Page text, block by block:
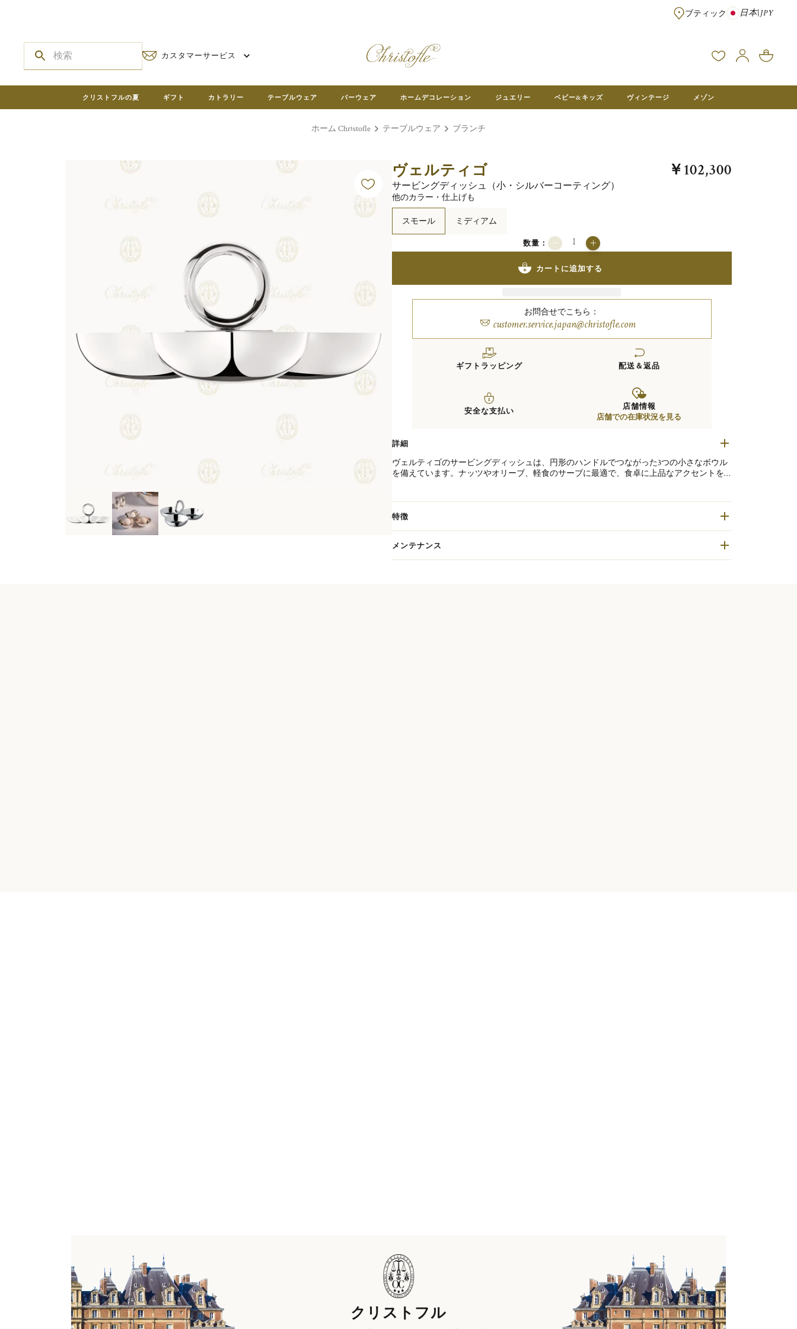
※¥100,000以上のご注文は送料無料 ※フランス本社在庫より直送。メゾ
ブティック 日本|JPY
カスタマーサービス
クリストフルの夏 ギフト カトラリー テーブルウェア バーウェア ホームデコレーション ジュエリー ベビー&キッズ ヴィンテージ メゾン
ホーム Christofle テーブルウェア ブランチ
ヴェルティゴ
サービングディッシュ（小・シルバーコーティング）
￥102,300
他のカラー・仕上げも
スモール ミディアム
数量：
カートに追加する
お問合せでこちら：
customer.service.japan@christofle.com
ギフトラッピング 配送＆返品
安全な支払い 店舗情報
店舗での在庫状況を見る
詳細
ヴェルティゴのサービングディッシュは、円形のハンドルでつながった3つの小さなボウル
を備えています。ナッツやオリーブ、軽食のサーブに最適で、食卓に上品なアクセントを
は、微妙に非対称で太いリングが遊び心ある角度で配置された大胆なモチーフが施されて
います。
特徴
メンテナンス
クリストフル